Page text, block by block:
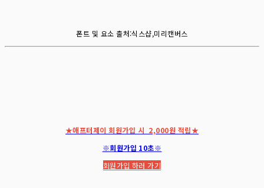
폰트 및 요소 출처:식스샵,미리캔버스
★애프터제이 회원가입 시 2,000원 적립★
※회원가입 10초※
회원가입 하러 가기